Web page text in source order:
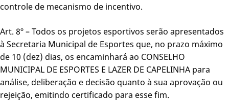
controle de mecanismo de incentivo.
Art. 8º – Todos os projetos esportivos serão apresentados
à Secretaria Municipal de Esportes que, no prazo máximo
de 10 (dez) dias, os encaminhará ao CONSELHO
MUNICIPAL DE ESPORTES E LAZER DE CAPELINHA para
análise, deliberação e decisão quanto à sua aprovação ou
rejeição, emitindo certificado para esse fim.